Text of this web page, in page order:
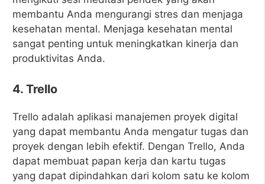
membantu Anda mengurangi stres dan menjaga
kesehatan mental. Menjaga kesehatan mental
sangat penting untuk meningkatkan kinerja dan
produktivitas Anda.
4. Trello
Trello adalah aplikasi manajemen proyek digital
yang dapat membantu Anda mengatur tugas dan
proyek dengan lebih efektif. Dengan Trello, Anda
dapat membuat papan kerja dan kartu tugas
yang dapat dipindahkan dari kolom satu ke kolom